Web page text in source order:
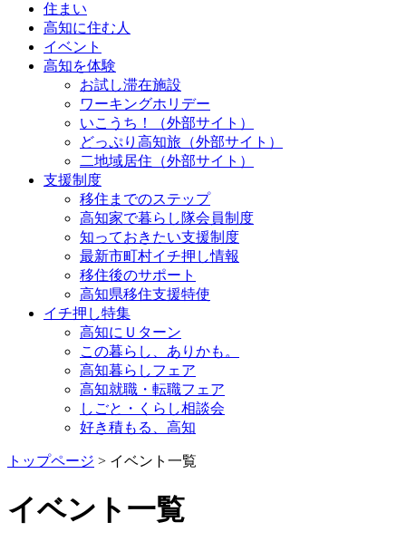
住まい
高知に住む人
イベント
高知を体験
お試し滞在施設
ワーキングホリデー
いこうち！（外部サイト）
どっぷり高知旅（外部サイト）
二地域居住（外部サイト）
支援制度
移住までのステップ
高知家で暮らし隊会員制度
知っておきたい支援制度
最新市町村イチ押し情報
移住後のサポート
高知県移住支援特使
イチ押し特集
高知にＵターン
この暮らし、ありかも。
高知暮らしフェア
高知就職・転職フェア
しごと・くらし相談会
好き積もる、高知
トップページ > イベント一覧
イベント一覧